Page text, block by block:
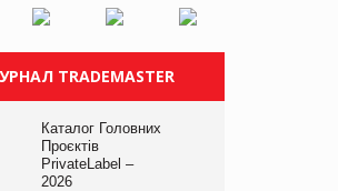
TRADEMASTER
Каталог Головних
Проєктів
PrivateLabel –
2026